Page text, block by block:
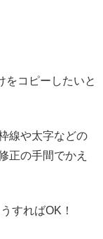
をコピーしたいと
線や太字などの
正の手間でかえ
すればOK！